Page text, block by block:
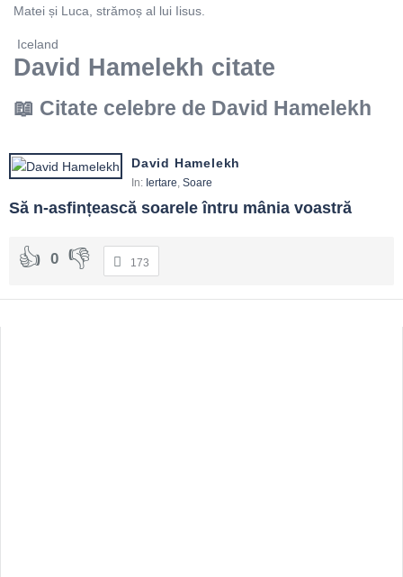
Matei și Luca, strămoș al lui Iisus.
Iceland
David Hamelekh citate
Citate celebre de David Hamelekh
David Hamelekh
In: Iertare, Soare
Să n-asfințească soarele întru mânia voastră
0 173